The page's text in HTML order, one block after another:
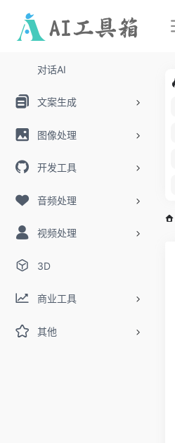
对话AI
文案生成
图像处理
开发工具
音频处理
视频处理
3D
商业工具
其他